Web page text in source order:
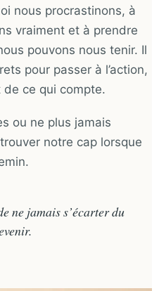
nous procrastinons, à
vraiment et à prendre
pouvons nous tenir. Il
pour passer à l’action,
ce qui compte.
ou ne plus jamais
notre cap lorsque
ne jamais s’écarter du